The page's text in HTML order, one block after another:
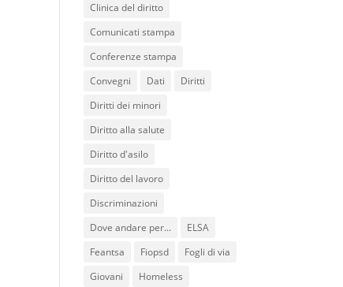
Clinica del diritto
Comunicati stampa
Conferenze stampa
Convegni
Dati
Diritti
Diritti dei minori
Diritto alla salute
Diritto d'asilo
Diritto del lavoro
Discriminazioni
Dove andare per...
ELSA
Feantsa
Fiopsd
Fogli di via
Giovani
Homeless